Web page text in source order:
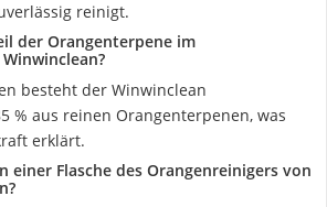
reinigt.
der Orangenterpene im
besteht der Winwinclean
% aus reinen Orangenterpenen, was
erklärt.
einer Flasche des Orangenreinigers von